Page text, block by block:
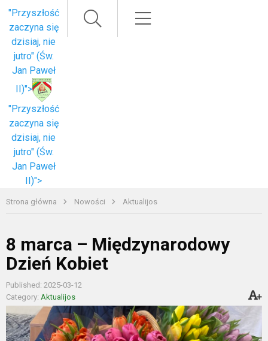
"Przyszłość
zaczyna się
dzisiaj, nie
jutro" (Św.
Jan Paweł
II)">
"Przyszłość
zaczyna się
dzisiaj, nie
jutro" (Św.
Jan Paweł
II)">
Strona główna Nowości Aktualijos
8 marca – Międzynarodowy
Dzień Kobiet
Published: 2025-03-12
Category: Aktualijos